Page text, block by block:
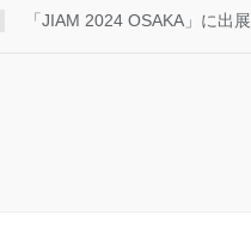
「JIAM 2024 OSAKA」に出展